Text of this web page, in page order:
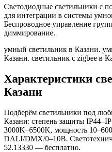
Светодиодные светильники с
для интеграции в системы
Беспроводное управление
диммирование.
умный светильник в Казани.
Казани. светильник с zigbee в
Характеристики
Казани
Подберём светильники под
Казани: степень защиты
3000K–6500K, мощность
DALI/DMX/0–10В.
52.13330 — бесплатно.